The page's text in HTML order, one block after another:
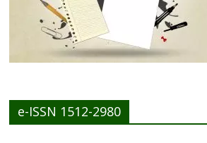
e-ISSN 1512-2980